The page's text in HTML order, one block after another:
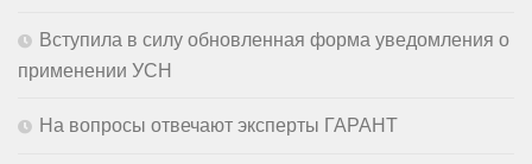
Вступила в силу обновленная форма уведомления о
применении УСН
На вопросы отвечают эксперты ГАРАНТ